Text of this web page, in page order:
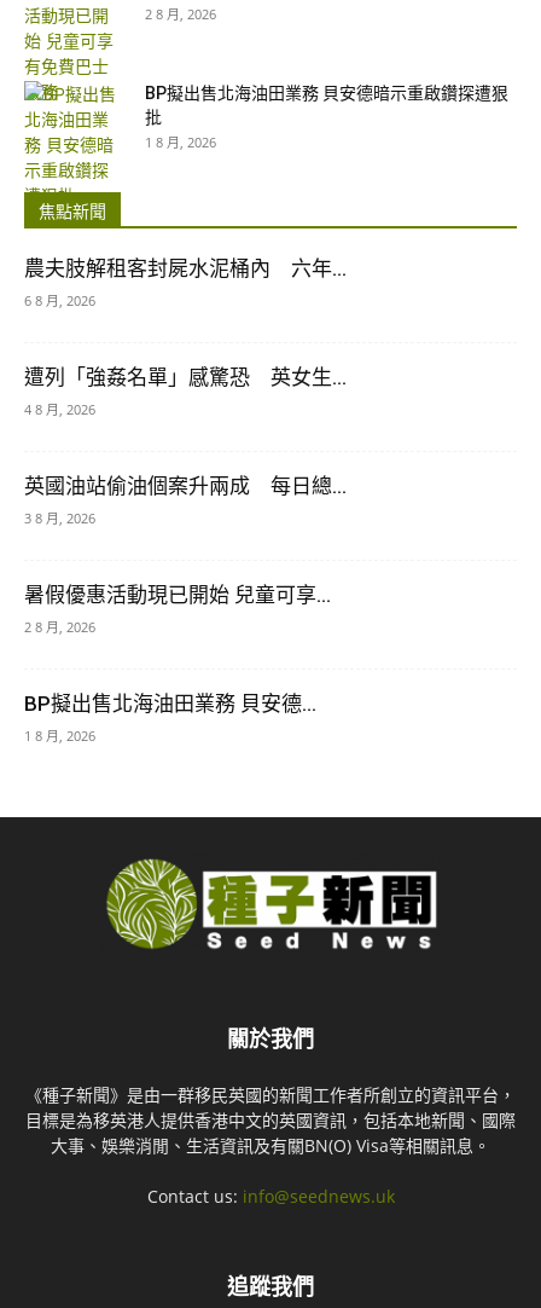
2 8 月, 2026
BP擬出售北海油田業務 貝安德暗示重啟鑽探遭狠
批
1 8 月, 2026
焦點新聞
農夫肢解租客封屍水泥桶內 六年...
6 8 月, 2026
遭列「強姦名單」感驚恐 英女生...
4 8 月, 2026
英國油站偷油個案升兩成 每日總...
3 8 月, 2026
暑假優惠活動現已開始 兒童可享...
2 8 月, 2026
BP擬出售北海油田業務 貝安德...
1 8 月, 2026
關於我們
《種子新聞》是由一群移民英國的新聞工作者所創立的資訊平台，
目標是為移英港人提供香港中文的英國資訊，包括本地新聞、國際
大事、娛樂消閒、生活資訊及有關BN(O) Visa等相關訊息。
Contact us: info@seednews.uk
追蹤我們